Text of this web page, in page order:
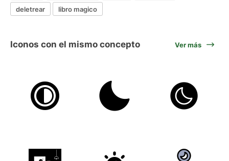
deletrear
libro magico
Iconos con el mismo concepto Ver más